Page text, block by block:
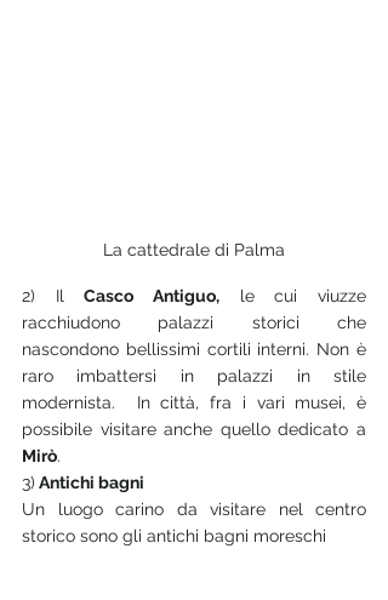
La cattedrale di Palma
2) Il Casco Antiguo, le cui viuzze
racchiudono palazzi storici che
nascondono bellissimi cortili interni. Non è
raro imbattersi in palazzi in stile
modernista.  In città, fra i vari musei, è
possibile visitare anche quello dedicato a
Mirò.
3) Antichi bagni
Un luogo carino da visitare nel centro
storico sono gli antichi bagni moreschi